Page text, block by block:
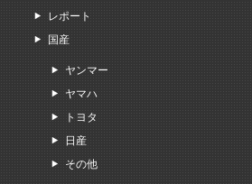
レポート
国産
ヤンマー
ヤマハ
トヨタ
日産
その他